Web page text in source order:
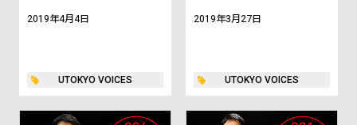
2019年4月4日
UTOKYO VOICES
2019年3月27日
UTOKYO VOICES